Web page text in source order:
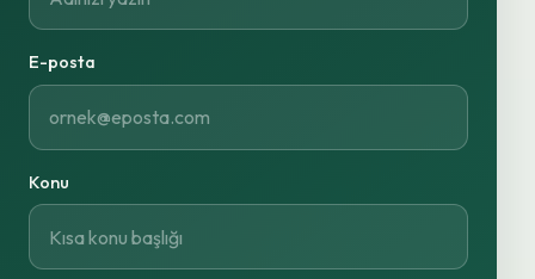
E-posta
Konu